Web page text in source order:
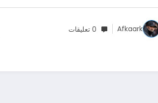
Afkaark 0 تعليقات